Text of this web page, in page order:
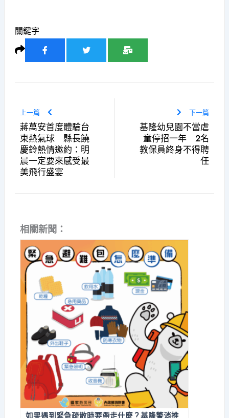
關鍵字
上一篇
蔣萬安首度體驗台
東熱氣球 縣長饒
慶鈴熱情邀約：明
晨一定要來感受最
美飛行盛宴
下一篇
基隆幼兒園不當虐
童停招一年 2名
教保員終身不得聘
任
相關新聞：
如果遇到緊急疏散時要帶走什麼？基隆警消推